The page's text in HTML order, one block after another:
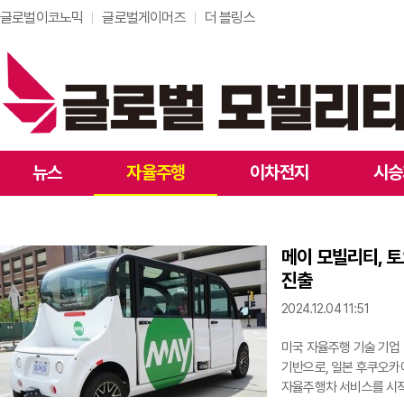
글로벌이코노믹 글로벌게이머즈 더 블링스
뉴스 자율주행 이차전지 시
메이 모빌리티,
진출
2024.12.04 11:51
미국 자율주행 기술 기
기반으로, 일본 후쿠오
자율주행차 서비스를 시